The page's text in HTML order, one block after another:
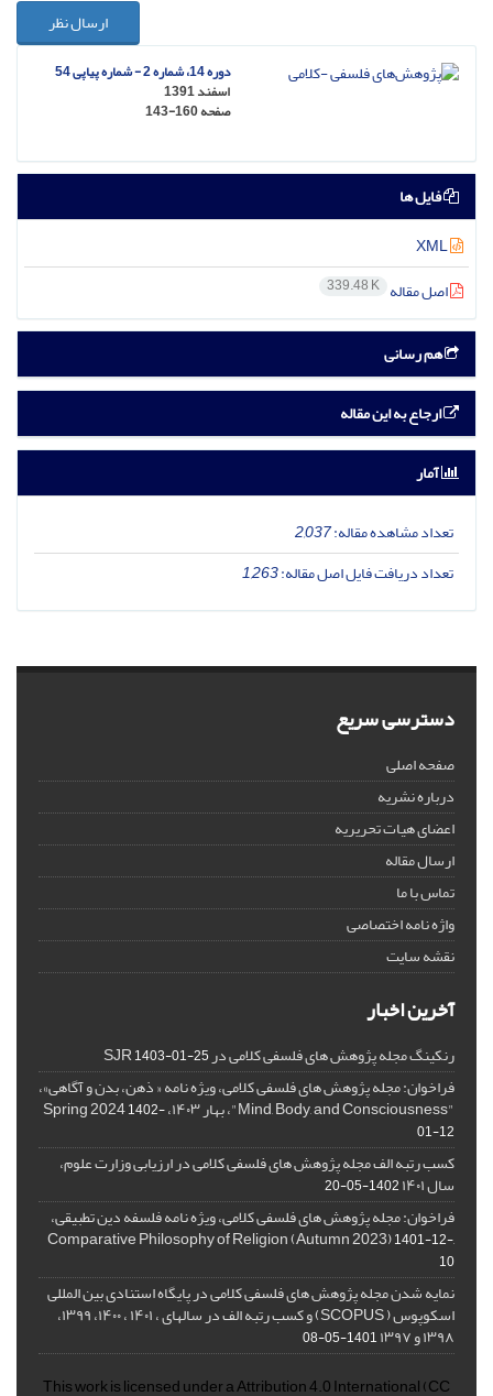
ارسال نظر
دوره 14، شماره 2 - شماره پیاپی 54
اسفند 1391
صفحه143-160
فایل ها
اصل مقاله 339.48 K
هم رسانی
ارجاع به این مقاله
آمار
تعداد مشاهده مقاله:2,037
تعداد دریافت فایل اصل مقاله:1,263
دسترسی سریع
صفحه اصلی
درباره نشریه
اعضای هیات تحریریه
ارسال مقاله
تماس با ما
واژه نامه اختصاصی
نقشه سایت
آخرین اخبار
رنکینگ مجله پژوهش های فلسفی کلامی در SJR1403-01-25
فراخوان: مجله پژوهش های فلسفی کلامی، ویژه نامه « ذهن، بدن و آگاهی»،
"Mind, Body, and Consciousness"، بهار ۱۴۰۳، Spring 2024
1402-
01-12
کسب رتبه الف مجله پژوهش های فلسفی کلامی در ارزیابی وزارت علوم،
سال ۱۴۰۱ 1402-05-20
فراخوان: مجله پژوهش های فلسفی کلامی، ویژه نامه فلسفه دین تطبیقی،
,Comparative Philosophy of Religion (Autumn 2023)
1401-12-
10
نمایه شدن مجله پژوهش های فلسفی کلامی در پایگاه استنادی بین المللی
اسکوپوس ( SCOPUS) و کسب رتبه الف در سالهای ، ۱۴۰۱ ، ۱۴۰۰، ۱۳۹۹،
۱۳۹۸ و ۱۳۹۷ 1401-05-08
This work is licensed under aAttribution 4.0 International(CC